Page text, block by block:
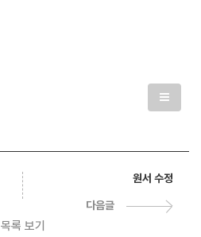
목록 보기
원서 수정
다음글